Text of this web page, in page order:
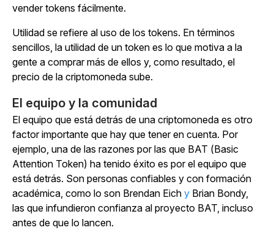
vender tokens fácilmente.
Utilidad se refiere al uso de los tokens. En términos
sencillos, la utilidad de un token es lo que motiva a la
gente a comprar más de ellos y, como resultado, el
precio de la criptomoneda sube.
El equipo y la comunidad
El equipo que está detrás de una criptomoneda es otro
factor importante que hay que tener en cuenta. Por
ejemplo, una de las razones por las que BAT (Basic
Attention Token) ha tenido éxito es por el equipo que
está detrás. Son personas confiables y con formación
académica, como lo son Brendan Eich y Brian Bondy,
las que infundieron confianza al proyecto BAT, incluso
antes de que lo lancen.